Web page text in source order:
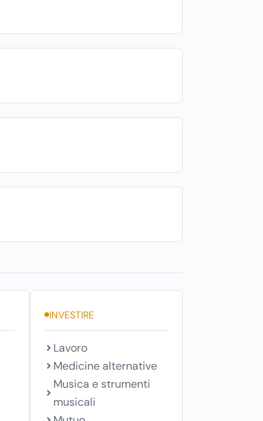
INVESTIRE
Lavoro
Medicine alternative
Musica e strumenti
musicali